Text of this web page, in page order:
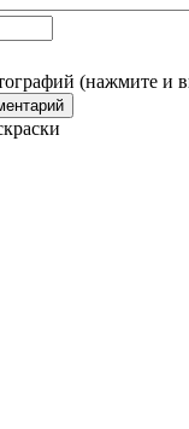
(нажмите и